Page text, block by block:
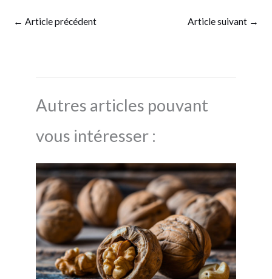
← Article précédent Article suivant →
Autres articles pouvant
vous intéresser :